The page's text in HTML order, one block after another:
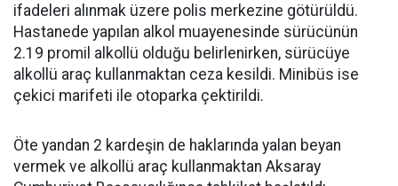
ifadeleri alınmak üzere polis merkezine götürüldü.
Hastanede yapılan alkol muayenesinde sürücünün
2.19 promil alkollü olduğu belirlenirken, sürücüye
alkollü araç kullanmaktan ceza kesildi. Minibüs ise
çekici marifeti ile otoparka çektirildi.
Öte yandan 2 kardeşin de haklarında yalan beyan
vermek ve alkollü araç kullanmaktan Aksaray